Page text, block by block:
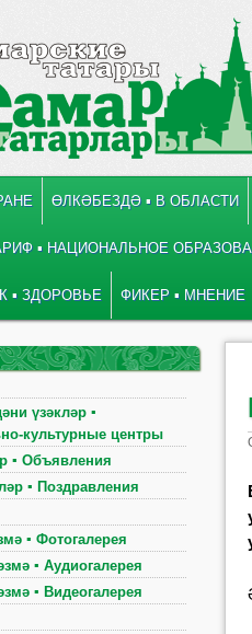
ОСНОВНОМУ СОДЕРЖИМОМУ
ДОПОЛНИТЕЛЬНОМУ
ӨЛКӘБЕЗДӘ ▪ В ОБЛАСТИ
▪ НАЦИОНАЛЬНОЕ
▪ ЗДОРОВЬЕ ФИКЕР ▪ МНЕНИЕ
үзәкләр ▪
культурные центры
▪ Объявления
▪ Поздравления
▪ Фотогалерея
▪ Аудиогалерея
▪ Видеогалерея